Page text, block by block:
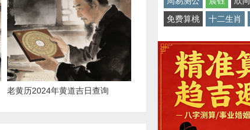
老黄历2024年黄道吉日查询
免费算桃
十二生肖